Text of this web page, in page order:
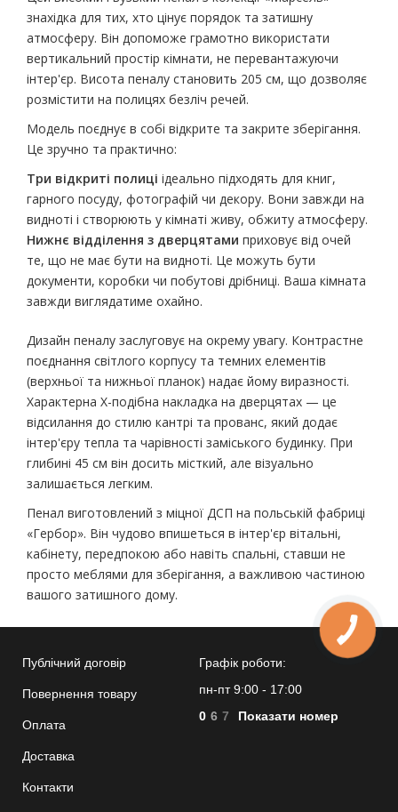
знахідка для тих, хто цінує порядок та затишну
атмосферу. Він допоможе грамотно використати
вертикальний простір кімнати, не перевантажуючи
інтер'єр. Висота пеналу становить 205 см, що дозволяє
розмістити на полицях безліч речей.
Модель поєднує в собі відкрите та закрите зберігання.
Це зручно та практично:
Три відкриті полиці ідеально підходять для книг,
гарного посуду, фотографій чи декору. Вони завжди на
видноті і створюють у кімнаті живу, обжиту атмосферу.
Нижнє відділення з дверцятами приховує від очей
те, що не має бути на видноті. Це можуть бути
документи, коробки чи побутові дрібниці. Ваша кімната
завжди виглядатиме охайно.
Дизайн пеналу заслуговує на окрему увагу. Контрастне
поєднання світлого корпусу та темних елементів
(верхньої та нижньої планок) надає йому виразності.
Характерна Х-подібна накладка на дверцятах — це
відсилання до стилю кантрі та прованс, який додає
інтер'єру тепла та чарівності заміського будинку. При
глибині 45 см він досить місткий, але візуально
залишається легким.
Пенал виготовлений з міцної ДСП на польській фабриці
«Гербор». Він чудово впишеться в інтер'єр вітальні,
кабінету, передпокою або навіть спальні, ставши не
просто меблями для зберігання, а важливою частиною
вашого затишного дому.
Публічний договір
Повернення товару
Оплата
Доставка
Контакти
Графік роботи:
пн-пт 9:00 - 17:00
0 6 7 Показати номер